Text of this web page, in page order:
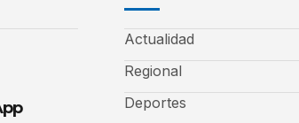
Actualidad
Regional
Deportes